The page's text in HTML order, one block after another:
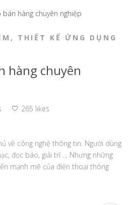
, THIẾT KẾ ỨNG DỤNG
hàng chuyên
265 likes
về công nghệ thông tin. Người dùng
đọc báo, giải trí … Nhưng những
mạnh mẽ của điện thoại thông